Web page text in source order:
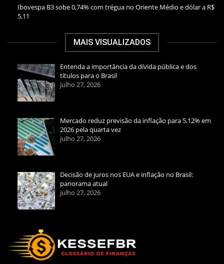
Ibovespa B3 sobe 0,74% com trégua no Oriente Médio e dólar a R$
5,11
MAIS VISUALIZADOS
Entenda a importância da dívida pública e dos
títulos para o Brasil
julho 27, 2026
Mercado reduz previsão da inflação para 5,12% em
2026 pela quarta vez
julho 27, 2026
Decisão de juros nos EUA e inflação no Brasil:
panorama atual
julho 27, 2026